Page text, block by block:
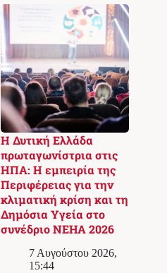
Η Δυτική Ελλάδα
πρωταγωνίστρια στις
ΗΠΑ: Η εμπειρία της
Περιφέρειας για την
κλιματική κρίση και τη
Δημόσια Υγεία στο
συνέδριο NEHA 2026
7 Αυγούστου 2026,
15:44